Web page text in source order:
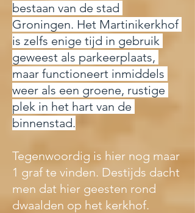
bestaan van de stad
Groningen. Het Martinikerkhof
is zelfs enige tijd in gebruik
geweest als parkeerplaats,
maar functioneert inmiddels
weer als een groene, rustige
plek in het hart van de
binnenstad.
Tegenwoordig is hier nog maar
1 graf te vinden. Destijds dacht
men dat hier geesten rond
dwaalden op het kerkhof.